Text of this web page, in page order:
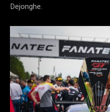
Dejonghe.